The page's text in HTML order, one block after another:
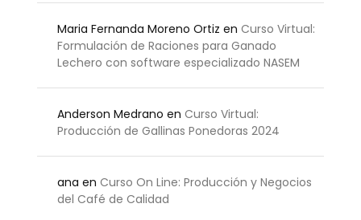
Maria Fernanda Moreno Ortiz en Curso Virtual:
Formulación de Raciones para Ganado
Lechero con software especializado NASEM
Anderson Medrano en Curso Virtual:
Producción de Gallinas Ponedoras 2024
ana en Curso On Line: Producción y Negocios
del Café de Calidad